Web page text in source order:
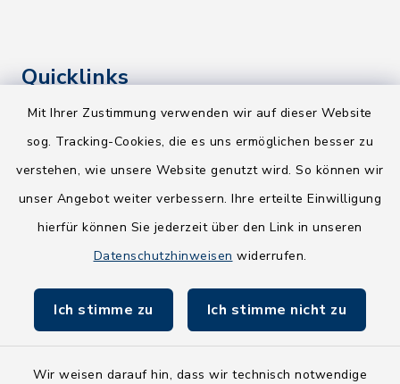
Mit Ihrer Zustimmung verwenden wir auf dieser Website
sog. Tracking-Cookies, die es uns ermöglichen besser zu
verstehen, wie unsere Website genutzt wird. So können wir
unser Angebot weiter verbessern. Ihre erteilte Einwilligung
hierfür können Sie jederzeit über den Link in unseren
Datenschutzhinweisen widerrufen.
Ich stimme zu Ich stimme nicht zu
Wir weisen darauf hin, dass wir technisch notwendige
Quicklinks
Kreis Segeberg
NEU! Amtsbroschüre 2026
Holsteiner Auenland
Fundbüro